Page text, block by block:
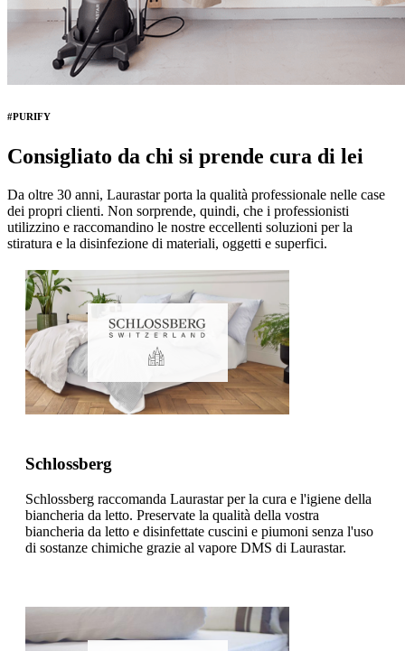
#PURIFY
Consigliato da chi si prende cura di lei
Da oltre 30 anni, Laurastar porta la qualità professionale nelle case
dei propri clienti. Non sorprende, quindi, che i professionisti
utilizzino e raccomandino le nostre eccellenti soluzioni per la
stiratura e la disinfezione di materiali, oggetti e superfici.
Schlossberg
Schlossberg raccomanda Laurastar per la cura e l'igiene della
biancheria da letto. Preservate la qualità della vostra
biancheria da letto e disinfettate cuscini e piumoni senza l'uso
di sostanze chimiche grazie al vapore DMS di Laurastar.